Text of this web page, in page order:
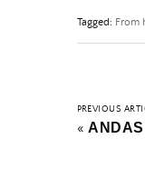
Tagged: From
PREVIOUS
«